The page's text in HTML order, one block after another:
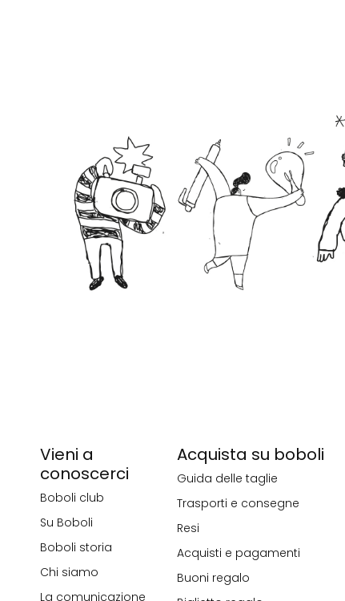
Vieni a
conoscerci
Boboli club
Su Boboli
Boboli storia
Chi siamo
La comunicazione
Acquista su boboli
Guida delle taglie
Trasporti e consegne
Resi
Acquisti e pagamenti
Buoni regalo